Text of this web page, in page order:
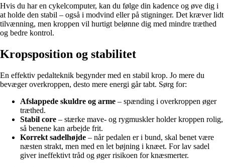
Hvis du har en cykelcomputer, kan du følge din kadence og øve dig i
at holde den stabil – også i modvind eller på stigninger. Det kræver lidt
tilvænning, men kroppen vil hurtigt belønne dig med mindre træthed
og bedre kontrol.
Kropsposition og stabilitet
En effektiv pedalteknik begynder med en stabil krop. Jo mere du
bevæger overkroppen, desto mere energi går tabt. Sørg for:
Afslappede skuldre og arme – spænding i overkroppen øger
træthed.
Stabil core – stærke mave- og rygmuskler holder kroppen rolig,
så benene kan arbejde frit.
Korrekt sadelhøjde – når pedalen er i bund, skal benet være
næsten strakt, men med en let bøjning i knæet. For lav sadel
giver ineffektivt tråd og øger risikoen for knæsmerter.